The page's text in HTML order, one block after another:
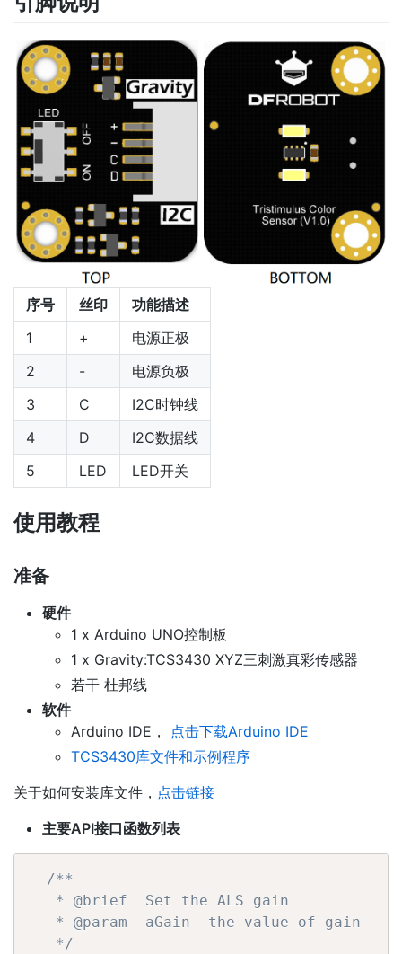
序号 丝印
功能描述
1
+
电源正极
2
-
电源负极
3
C
I2C时钟线
4
D
I2C数据线
5
LED LED开关
使用教程
准备
硬件
1 x Arduino UNO控制板
1 x Gravity:TCS3430 XYZ三刺激真彩传感器
若干 杜邦线
软件
Arduino IDE， 点击下载Arduino IDE
TCS3430库文件和示例程序
关于如何安装库文件， 点击链接
主要API接口函数列表
/**
   * @brief  Set the ALS gain
   * @param  aGain  the value of gain
   */